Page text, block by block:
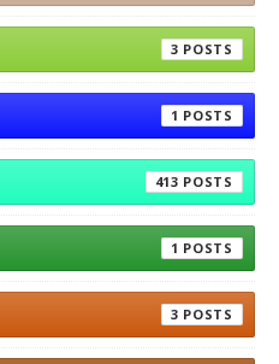
3
1
413
1
3